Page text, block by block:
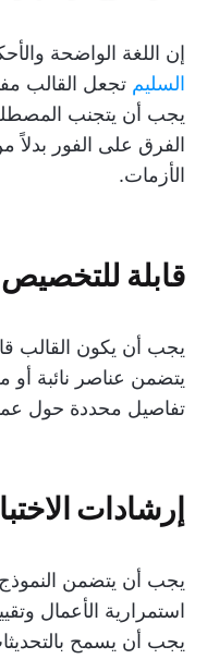
إن اللغة الواضحة
السليم تجعل القالب
يجب أن يتجنب
الفرق على الفور بدلاً
الأزمات.
قابلة
يجب أن يكون القالب
يتضمن عناصر نائبة
تفاصيل محددة حول
إرشادات
يجب أن يتضمن النموذج
استمرارية الأعمال
يجب أن يسمح